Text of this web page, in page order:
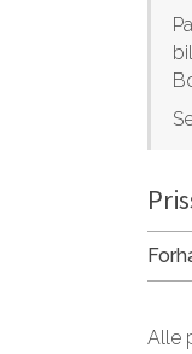
Alle